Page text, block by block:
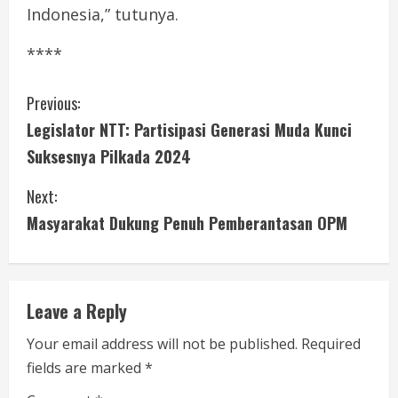
Indonesia,” tutunya.
****
C
o
n
t
i
n
u
e
Previous:
Legislator NTT: Partisipasi Generasi Muda Kunci
Suksesnya Pilkada 2024
Next:
Masyarakat Dukung Penuh Pemberantasan OPM
Leave a Reply
Your email address will not be published. Required
fields are marked *